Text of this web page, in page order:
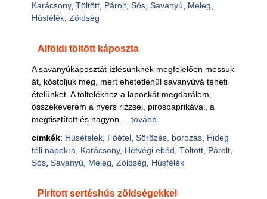
Karácsony, Töltött, Párolt, Sós, Savanyú Meleg
Húsfélék, Zöldség
Alföldi töltött káposzta
A savanyúkáposztát ízlésünknek megfelelően mossuk
át, kóstoljuk meg, mert ehetetlenül savanyúvá teheti
ételünket. A töltelékhez a lapockát megdarálom,
összekeverem a nyers rizzsel, pirospaprikával, a
megtisztított és nagyon ... tovább
cimkék: Húsételek, Főétel, Sörözés, borozás, Hideg
téli napokra
Karácsony, Hétvégi ebéd Töltött, Párolt,
Sós, Savanyú Meleg Zöldség Húsfélék
Pirított sertéshús zöldségekkel